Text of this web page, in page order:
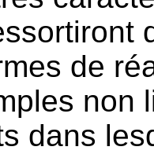
de
non
dans